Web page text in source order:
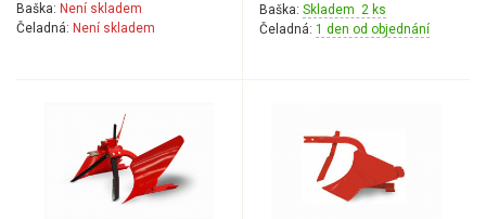
Aku AL-KO
VARI malotraktory
Baška: Není skladem
Čeladná: Není skladem
Baška: Skladem 2 ks
Čeladná: 1 den od objednání